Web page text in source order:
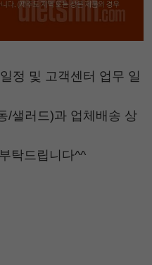
정 및 고객센터 업무 일
/샐러드)과 업체배송 상
탁드립니다^^